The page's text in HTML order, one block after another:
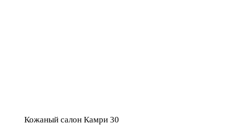
Кожаный салон Камри 30